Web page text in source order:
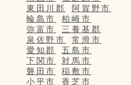
東田川郡
阿賀野市
輪島市
柏崎市
弥富市
三養基郡
泉佐野市
常滑市
愛知郡
五島市
下関市
対馬市
磐田市
稲敷市
小平市
香芝市